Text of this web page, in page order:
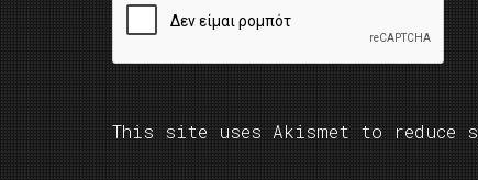
This site uses Akismet to reduce